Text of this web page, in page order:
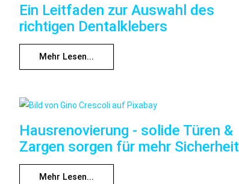
Ein Leitfaden zur Auswahl des
richtigen Dentalklebers
Mehr Lesen...
Hausrenovierung - solide Türen &
Zargen sorgen für mehr Sicherheit
Mehr Lesen...